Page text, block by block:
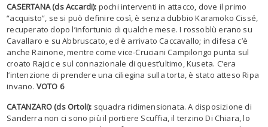
CASERTANA (ds Accardi): pochi interventi in attacco, dove il primo
“acquisto”, se si può definire così, è senza dubbio Karamoko Cissé,
recuperato dopo l’infortunio di qualche mese. I rossoblù erano su
Cavallaro e su Abbruscato, ed è arrivato Caccavallo; in difesa c’è
anche Rainone, mentre come vice-Cruciani Campilongo punta sul
croato Rajcic e sul connazionale di quest’ultimo, Kuseta. C’era
l’intenzione di prendere una ciliegina sulla torta, è stato atteso Ripa
invano. VOTO 6
CATANZARO (ds Ortoli): squadra ridimensionata. A disposizione di
Sanderra non ci sono più il portiere Scuffia, il terzino Di Chiara, lo